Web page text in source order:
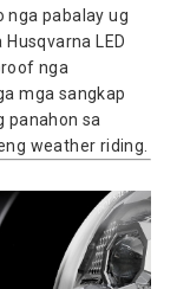
nga pabalay ug
LED
nga
mga sangkap
panahon sa
weather riding.